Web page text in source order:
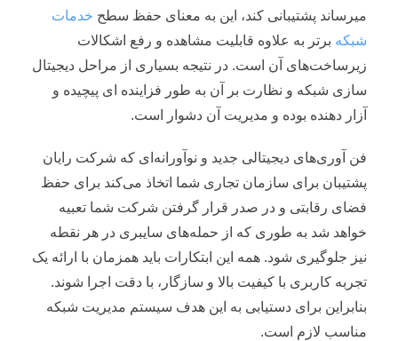
میرساند پشتیبانی کند، این به معنای حفظ سطح خدمات
شبکه برتر به علاوه قابلیت مشاهده و رفع اشکالات
زیرساخت‌های آن است. در نتیجه بسیاری از مراحل دیجیتال
سازی شبکه و نظارت بر آن به طور فزاینده ای پیچیده و
آزار دهنده بوده و مدیریت آن دشوار است.
فن آوری‌های دیجیتالی جدید و نوآورانه‌ای که شرکت رایان
پشتیبان برای سازمان تجاری شما اتخاذ می‌کند برای حفظ
فضای رقابتی و در صدر قرار گرفتن شرکت شما تعبیه
خواهد شد به طوری که از حمله‌های سایبری در هر نقطه
نیز جلوگیری شود. همه این ابتکارات باید همزمان با ارائه یک
تجربه کاربری با کیفیت بالا و سازگار، با دقت اجرا شوند.
بنابراین برای دستیابی به این هدف سیستم مدیریت شبکه
مناسب لازم است.